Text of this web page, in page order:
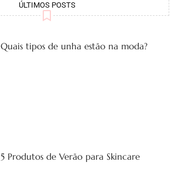
ÚLTIMOS POSTS
Quais tipos de unha estão na moda?
5 Produtos de Verão para Skincare